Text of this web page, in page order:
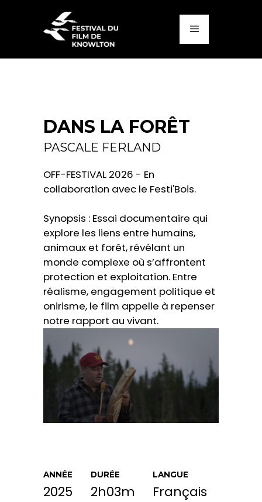
DANS LA FORÊT
PASCALE FERLAND
OFF-FESTIVAL 2026 - En
collaboration avec le Festi'Bois.
Synopsis : Essai documentaire qui
explore les liens entre humains,
animaux et forêt, révélant un
monde complexe où s’affrontent
protection et exploitation. Entre
réalisme, engagement politique et
onirisme, le film appelle à repenser
notre rapport au vivant.
ANNÉE
2025
DURÉE
2h03m
LANGUE
Français